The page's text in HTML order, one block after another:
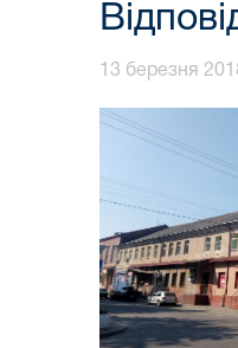
13 березня